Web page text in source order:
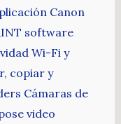
Canon
software
Wi-Fi y
copiar y
Cámaras de
video